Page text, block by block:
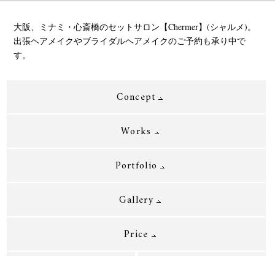
大阪、ミナミ・心斎橋のセットサロン【Chermer】(シャルメ)。
出張ヘアメイクやブライダルヘアメイクのご予約も承り中で
す。
Concept
Works
Portfolio
Gallery
Price